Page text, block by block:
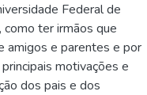
Federal de
ter irmãos que
amigos e parentes e por
motivações e
dos pais e dos